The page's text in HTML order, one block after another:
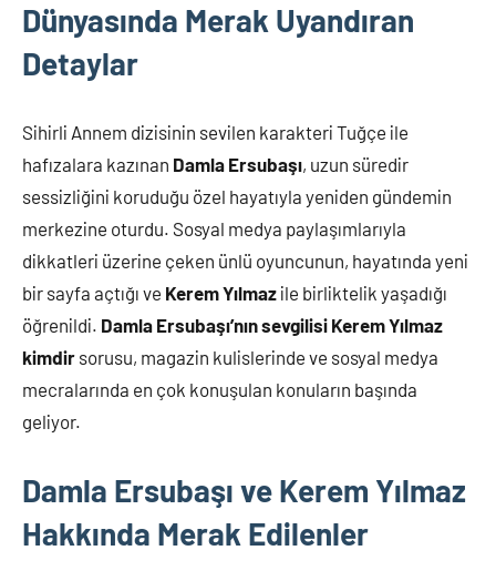
sitemizde
bulabilirsiniz.
Dünyasında Merak Uyandıran
Detaylar
Sihirli Annem dizisinin sevilen karakteri Tuğçe ile
hafızalara kazınan Damla Ersubaşı, uzun süredir
sessizliğini koruduğu özel hayatıyla yeniden gündemin
merkezine oturdu. Sosyal medya paylaşımlarıyla
dikkatleri üzerine çeken ünlü oyuncunun, hayatında yeni
bir sayfa açtığı ve Kerem Yılmaz ile birliktelik yaşadığı
öğrenildi. Damla Ersubaşı’nın sevgilisi Kerem Yılmaz
kimdir sorusu, magazin kulislerinde ve sosyal medya
mecralarında en çok konuşulan konuların başında
geliyor.
Damla Ersubaşı ve Kerem Yılmaz
Hakkında Merak Edilenler